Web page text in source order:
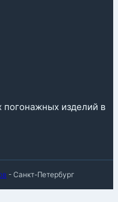
погонажных изделий в
- Санкт-Петербург